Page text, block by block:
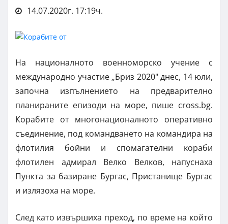
14.07.2020г. 17:19ч.
На националното военноморско учение с
международно участие „Бриз 2020" днес, 14 юли,
започна изпълнението на предварително
планираните епизоди на море, пише cross.bg.
Корабите от многонационалното оперативно
съединение, под командването на командира на
флотилия бойни и спомагателни кораби
флотилен адмирал Велко Велков, напуснаха
Пункта за базиране Бургас, Пристанище Бургас
и излязоха на море.
След като извършиха преход, по време на който